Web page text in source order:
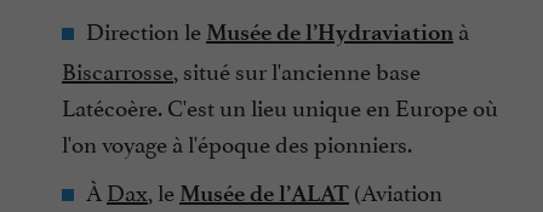
Direction le Musée de l’Hydraviation à
Biscarrosse, situé sur l'ancienne base
Latécoère. C'est un lieu unique en Europe où
l'on voyage à l'époque des pionniers.
À Dax, le Musée de l’ALAT (Aviation